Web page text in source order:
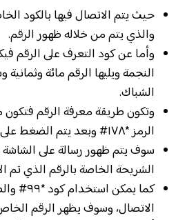
حيث يتم الاتصال فيها بالكود
والذي يتم من خلاله ظهور الرقم.
وأما عن كود التعرف على الرقم
النجمة ويليها الرقم مائة
الشباك.
وتكون طريقة معرفة الرقم فتكون
الرمز *١٧٨# وبعد يتم الضغط على زر الاتصال.
سوف يتم ظهور رسالة على الشاشة
الشريحة الخاصة بالرقم الذي تم
كما يمكن
الاتصال، وسوف يظهر الرقم